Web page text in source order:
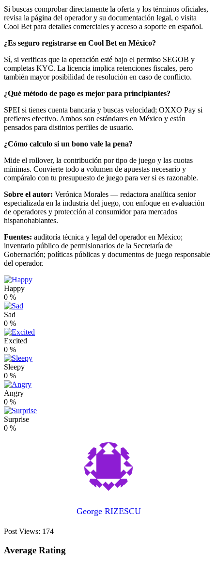
Si buscas comprobar directamente la oferta y los términos oficiales,
revisa la página del operador y su documentación legal, o visita
Cool Bet para detalles comerciales y acceso a soporte en español.
¿Es seguro registrarse en Cool Bet en México?
Sí, si verificas que la operación esté bajo el permiso SEGOB y
completas KYC. La licencia implica retenciones fiscales, pero
también mayor posibilidad de resolución en caso de conflicto.
¿Qué método de pago es mejor para principiantes?
SPEI si tienes cuenta bancaria y buscas velocidad; OXXO Pay si
prefieres efectivo. Ambos son estándares en México y están
pensados para distintos perfiles de usuario.
¿Cómo calculo si un bono vale la pena?
Mide el rollover, la contribución por tipo de juego y las cuotas
mínimas. Convierte todo a volumen de apuestas necesario y
compáralo con tu presupuesto de juego para ver si es razonable.
Sobre el autor: Verónica Morales — redactora analítica senior
especializada en la industria del juego, con enfoque en evaluación
de operadores y protección al consumidor para mercados
hispanohablantes.
Fuentes: auditoría técnica y legal del operador en México;
inventario público de permisionarios de la Secretaría de
Gobernación; políticas públicas y documentos de juego responsable
del operador.
Happy
0 %
Sad
0 %
Excited
0 %
Sleepy
0 %
Angry
0 %
Surprise
0 %
George RIZESCU
Post Views: 174
Average Rating